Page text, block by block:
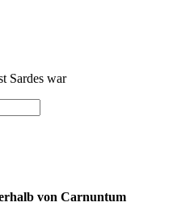
Sardes war
von Carnuntum